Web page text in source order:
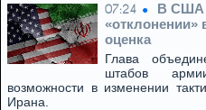
07:24
В США
«отклонении»
оценка
Глава
штабов
возможности в изменении
Ирана.